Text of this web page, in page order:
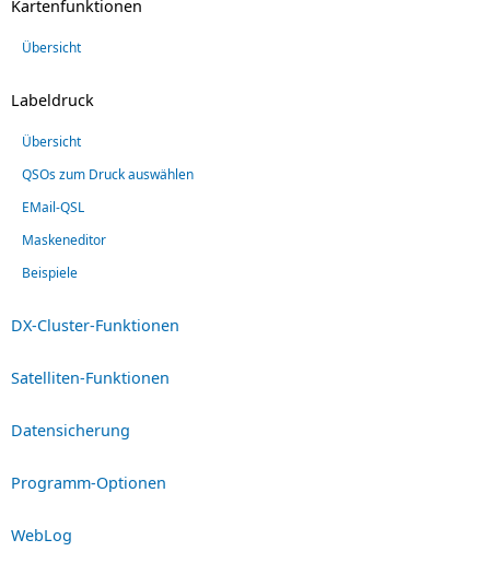
Kartenfunktionen
Übersicht
Labeldruck
Übersicht
QSOs zum Druck auswählen
EMail-QSL
Maskeneditor
Beispiele
DX-Cluster-Funktionen
Satelliten-Funktionen
Datensicherung
Programm-Optionen
WebLog